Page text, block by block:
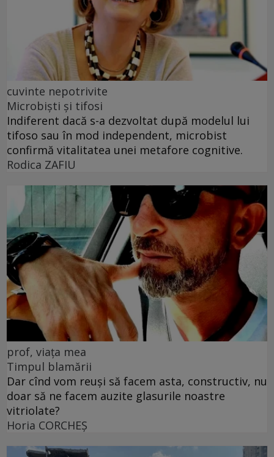
cuvinte nepotrivite
Microbiști și tifosi
Indiferent dacă s-a dezvoltat după modelul lui
tifoso sau în mod independent, microbist
confirmă vitalitatea unei metafore cognitive.
Rodica ZAFIU
prof, viața mea
Timpul blamării
Dar cînd vom reuși să facem asta, constructiv, nu
doar să ne facem auzite glasurile noastre
vitriolate?
Horia CORCHEŞ